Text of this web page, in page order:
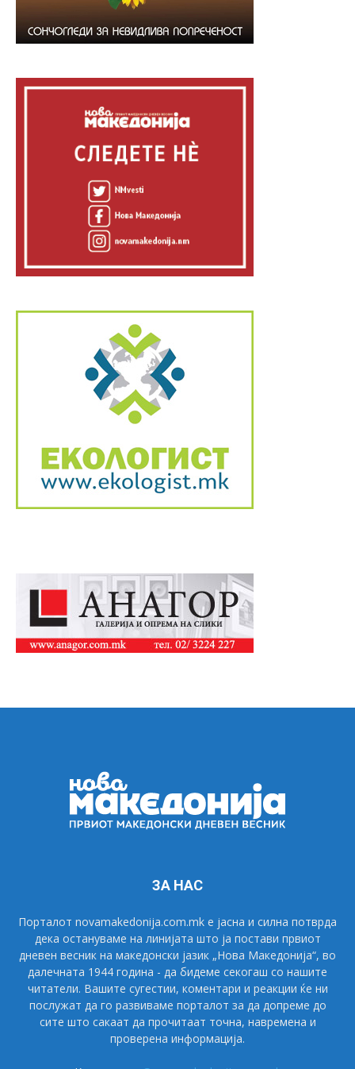
ЗА НАС
Порталот novamakedonija.com.mk е јасна и силна потврда
дека остануваме на линијата што ја постави првиот
дневен весник на македонски јазик „Нова Македонија“, во
далечната 1944 година - да бидеме секогаш со нашите
читатели. Вашите сугестии, коментари и реакции ќе ни
послужат да го развиваме порталот за да допреме до
сите што сакаат да прочитаат точна, навремена и
проверена информација.